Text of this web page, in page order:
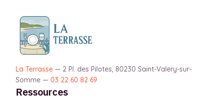
La Terrasse — 2 Pl. des Pilotes, 80230 Saint-Valery-sur-
Somme — 03 22 60 82 69
Ressources